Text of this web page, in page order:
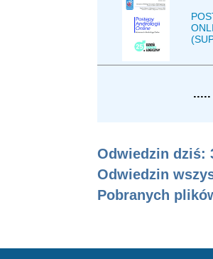
Odwiedzin dziś:
Odwiedzin
Pobranych